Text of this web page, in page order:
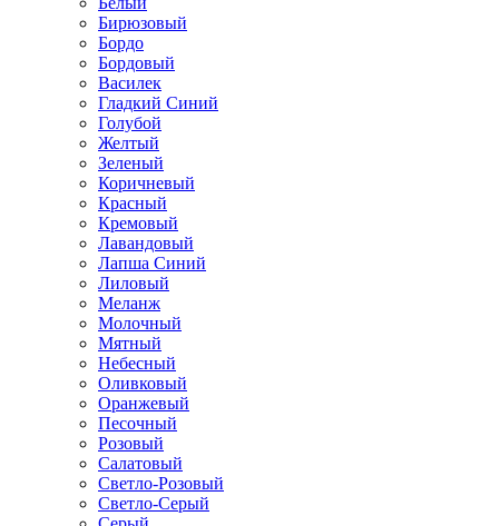
Бирюзовый
Бордо
Бордовый
Василек
Гладкий Синий
Голубой
Желтый
Зеленый
Коричневый
Красный
Кремовый
Лавандовый
Лапша Синий
Лиловый
Меланж
Молочный
Мятный
Небесный
Оливковый
Оранжевый
Песочный
Розовый
Салатовый
Светло-Розовый
Светло-Серый